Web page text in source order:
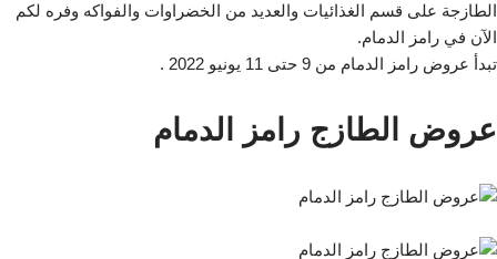
الطازجة على قسم الغذائيات والعديد من الخضراوات والفواكه وفره لكم
الآن في رامز الدمام.
تبدأ عروض رامز الدمام من 9 حتى 11 يونيو 2022 .
عروض الطازج رامز الدمام